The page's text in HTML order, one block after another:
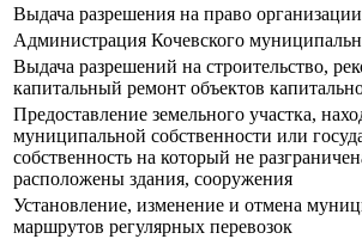
Выдача разрешения на право
Администрация Кочевского
Выдача разрешений на строительство,
капитальный ремонт объектов
Предоставление земельного участка,
муниципальной собственности или
собственность на который не
расположены здания, сооружения
Установление, изменение и отмена
маршрутов регулярных перевозок